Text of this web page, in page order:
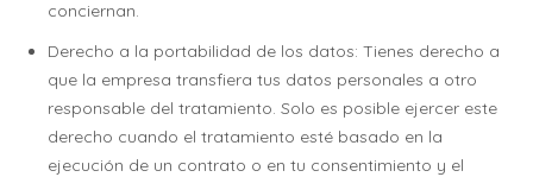
conciernan.
Derecho a la portabilidad de los datos: Tienes derecho a
que la empresa transfiera tus datos personales a otro
responsable del tratamiento. Solo es posible ejercer este
derecho cuando el tratamiento esté basado en la
ejecución de un contrato o en tu consentimiento y el